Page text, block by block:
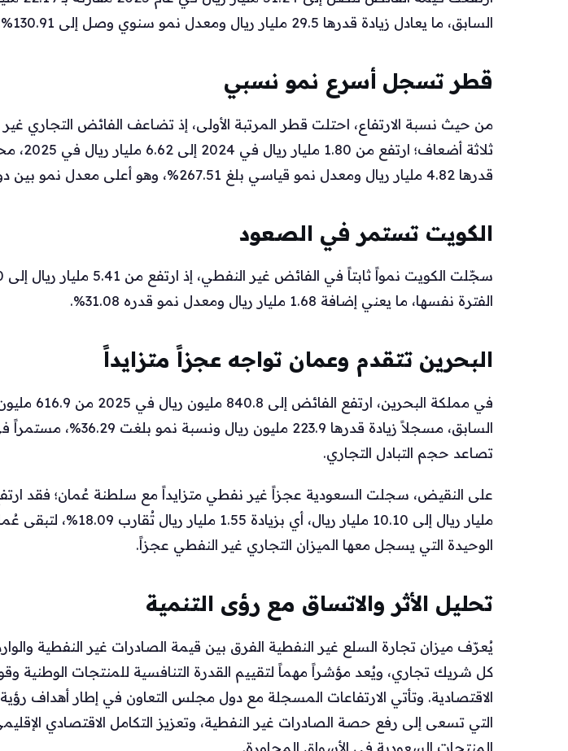
السابق، ما يعادل زيادة قدرها 29.5 مليار ريال ومعدل نمو سنوي وصل إلى 130.91%.
قطر تسجل أسرع نمو نسبي
من حيث نسبة الارتفاع، احتلت قطر المرتبة الأولى، إذ تضاعف الفائض التجاري
ثلاثة أضعاف؛
قدرها 4.82 مليار ريال ومعدل نمو قياسي بلغ 267.51%، وهو أعلى معدل نمو بين دول المجلس.
الكويت تستمر في الصعود
الفترة نفسها، ما يعني إضافة 1.68 مليار ريال ومعدل نمو قدره 31.08%.
البحرين تتقدم وعمان تواجه عجزاً متزايداً
في مملكة البحرين،
السابق، مسجلاً زيادة قدرها 223.9
تصاعد حجم التبادل التجاري.
مليار ريال إلى 10.10 مليار ريال، أي
الوحيدة التي يسجل معها الميزان التجاري غير النفطي عجزاً.
تحليل الأثر والاتساق مع رؤى التنمية
يُعرّف ميزان تجارة السلع غير النفطية الفرق بين قيمة الصادرات غير النفطية
كل شريك تجاري، ويُعد مؤشراً مهماً لتقييم القدرة التنافسية للمنتجات الوطنية
التي تسعى إلى رفع حصة الصادرات غير النفطية، وتعزيز التكامل الاقتصادي
المنتجات السعودية في الأسواق المجاورة.